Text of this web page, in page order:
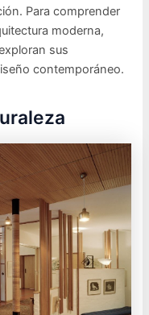
Para comprender
moderna,
sus
contemporáneo.